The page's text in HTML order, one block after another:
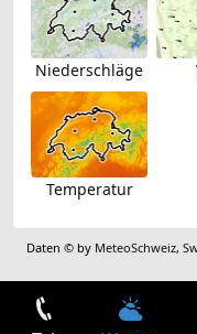
Niederschläge
Temperatur
Daten © by MeteoSchweiz,